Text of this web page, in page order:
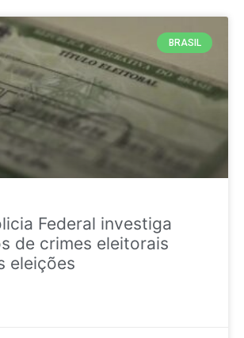
BRASIL
Federal investiga
de crimes eleitorais
eleições